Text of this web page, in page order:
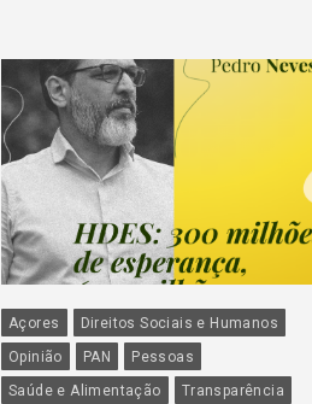
Açores
Direitos Sociais e Humanos
Opinião
PAN
Pessoas
Saúde e Alimentação
Transparência